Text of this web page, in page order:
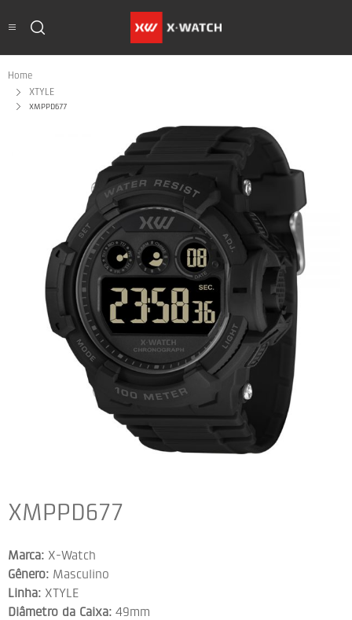
Home
XTYLE
XMPPD677
XMPPD677
Marca: X-Watch
Gênero: Masculino
Linha: XTYLE
Diâmetro da Caixa: 49mm